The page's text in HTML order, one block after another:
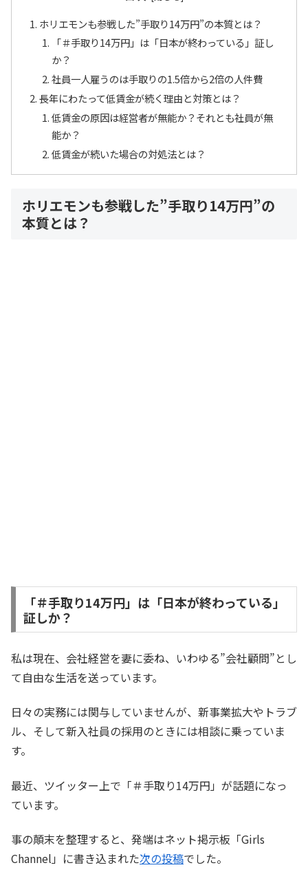
ホリエモンも参戦した”手取り14万円”の本質とは？
「＃手取り14万円」は「日本が終わっている」証し
か？
社員一人雇うのは手取りの1.5倍から2倍の人件費
長年にわたって低賃金が続く理由と対策とは？
低賃金の原因は経営者が無能か？それとも社員が無
能か？
低賃金が続いた場合の対処法とは？
ホリエモンも参戦した”手取り14万円”の
本質とは？
「＃手取り14万円」は「日本が終わっている」
証しか？
私は現在、会社経営を妻に委ね、いわゆる”会社顧問”とし
て自由な生活を送っています。
日々の実務には関与していませんが、新事業拡大やトラブ
ル、そして新入社員の採用のときには相談に乗っていま
す。
最近、ツイッター上で「＃手取り14万円」が話題になっ
ています。
事の顛末を整理すると、発端はネット掲示板「Girls
Channel」に書き込まれた次の投稿でした。